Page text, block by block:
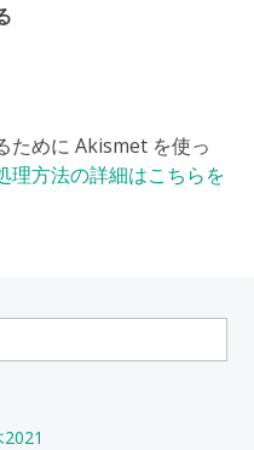
ために Akismet を使っ
理方法の詳細はこちらを